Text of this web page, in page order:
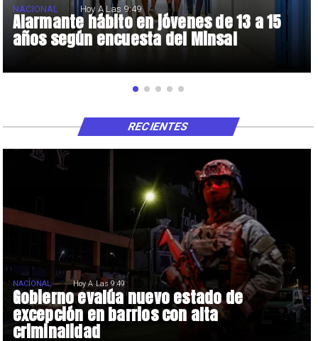
Alarmante hábito en jóvenes de 13 a 15
años según encuesta del Minsal
NACIONAL Hoy A Las 9:49
Gobierno evalúa nuevo estado de
excepción en barrios con alta
criminalidad
NACIONAL Hoy A Las 9:49
RECIENTES